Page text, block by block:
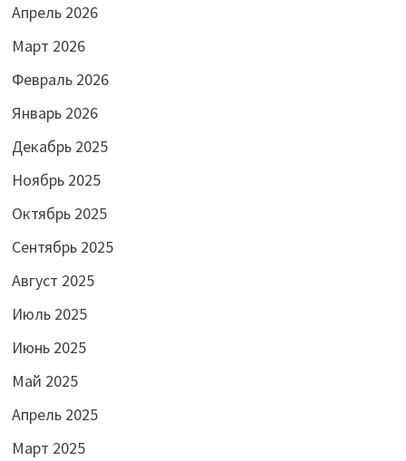
Апрель 2026
Март 2026
Февраль 2026
Январь 2026
Декабрь 2025
Ноябрь 2025
Октябрь 2025
Сентябрь 2025
Август 2025
Июль 2025
Июнь 2025
Май 2025
Апрель 2025
Март 2025